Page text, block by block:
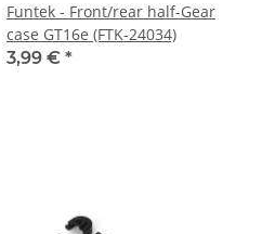
Funtek - Front/rear half-Gear
case GT16e (FTK-24034)
3,99 € *